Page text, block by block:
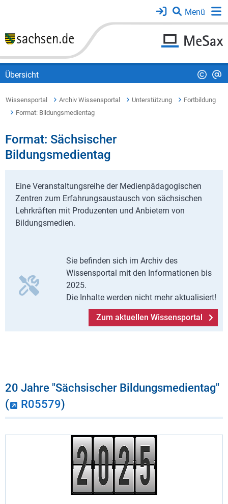
Übersicht
Wissensportal Archiv Wissensportal Unterstützung
Fortbildung
Format: Bildungsmedientag
Format: Sächsischer
Bildungsmedientag
Eine Veranstaltungsreihe der Medienpädagogischen
Zentren zum Erfahrungsaustausch von sächsischen
Lehrkräften mit Produzenten und Anbietern von
Bildungsmedien.
Sie befinden sich im Archiv des
Wissensportal mit den Informationen bis
2025.
Die Inhalte werden nicht mehr aktualisiert!
Zum aktuellen Wissensportal
20 Jahre "Sächsischer Bildungsmedientag"
(
R05579)